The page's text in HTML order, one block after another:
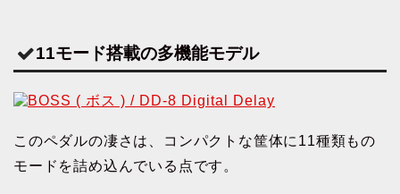
11モード搭載の多機能モデル
このペダルの凄さは、コンパクトな筐体に11種類もの
モードを詰め込んでいる点です。